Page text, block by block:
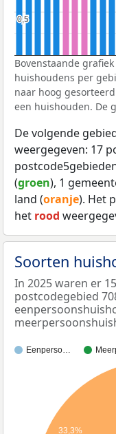
0,5
0,5
Bovenstaande
huishoudens per
naar hoog
een huishouden. De
De volgende
weergegeven: 17
(groen), 1
land (oranje). Het
het rood
Soorten
In 2025 waren er
postcodegebied
Eenperso…
33,3%